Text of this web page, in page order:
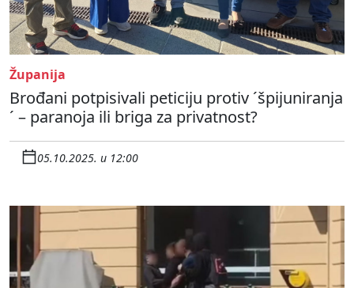
Županija
Brođani potpisivali peticiju protiv ´špijuniranja
´ – paranoja ili briga za privatnost?
05.10.2025. u 12:00